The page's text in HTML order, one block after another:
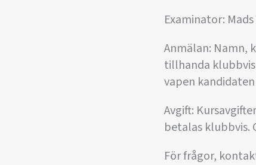
Examinator:
Anmälan: Namn,
tillhanda
vapen
Avgift:
betalas klubbvis.
För frågor,